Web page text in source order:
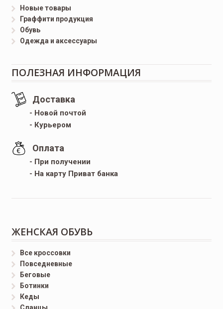
Новые товары
Граффити продукция
Обувь
Одежда и аксессуары
ПОЛЕЗНАЯ ИНФОРМАЦИЯ
Доставка
- Новой почтой
- Курьером
Оплата
- При получении
- На карту Приват банка
ЖЕНСКАЯ ОБУВЬ
Все кроссовки
Повседневные
Беговые
Ботинки
Кеды
Сланцы